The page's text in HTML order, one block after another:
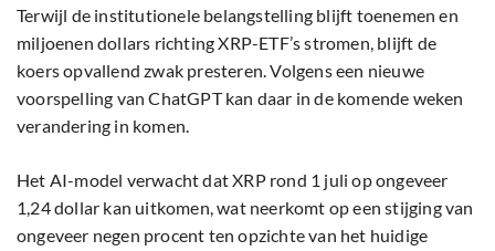
Terwijl de institutionele belangstelling blijft toenemen en
miljoenen dollars richting XRP-ETF’s stromen, blijft de
koers opvallend zwak presteren. Volgens een nieuwe
voorspelling van ChatGPT kan daar in de komende weken
verandering in komen.
Het AI-model verwacht dat XRP rond 1 juli op ongeveer
1,24 dollar kan uitkomen, wat neerkomt op een stijging van
ongeveer negen procent ten opzichte van het huidige